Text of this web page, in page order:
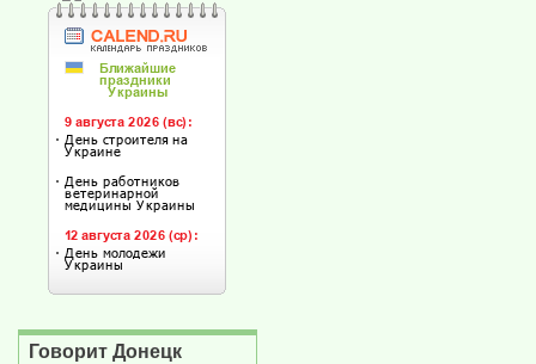
Говорит Донецк